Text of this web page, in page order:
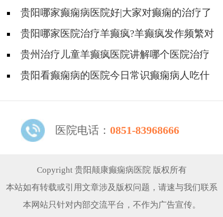
对身体有影响吗?
贵阳哪家癫痫病医院好|大家对癫痫的治疗了
解吗?贵阳哪家医院治疗羊癫疯?羊癫疯发作频繁对
身体有什么危害?
贵州治疗儿童羊癫疯医院讲解哪个医院治疗
羊儿疯好?
贵阳看癫痫病的医院今日常识癫痫病人吃什
医院电话： 0851-83968666
Copyright 贵阳颠康癫痫病医院 版权所有
本站如有转载或引用文章涉及版权问题，请速与我们联系
本网站只针对内部交流平台，不作为广告宣传。